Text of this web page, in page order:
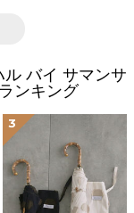
バイ サマンサ
ンキング
3